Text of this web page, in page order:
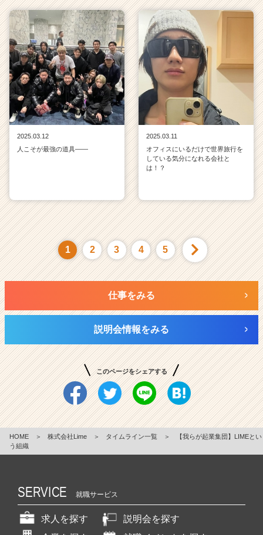
2025.03.12
人こそが最強の道具——
2025.03.11
オフィスにいるだけで世界旅行を
している気分になれる会社と
は！？
1 2 3 4 5
仕事をみる
説明会情報をみる
このページをシェアする
HOME ＞ 株式会社Lime ＞ タイムライン一覧 ＞
【我らが起業集団】LIMEとい
う組織
SERVICE 就職サービス
求人を探す
説明会を探す